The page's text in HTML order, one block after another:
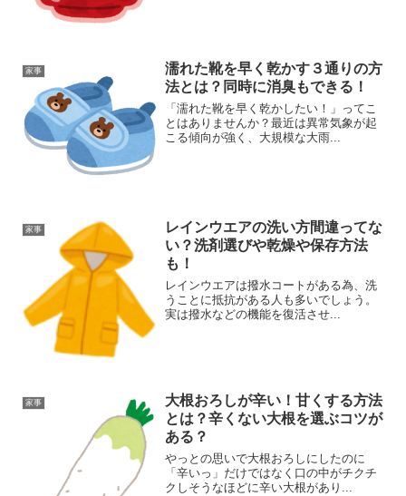
家事
濡れた靴を早く乾かす３通りの方
法とは？同時に消臭もできる！
「濡れた靴を早く乾かしたい！」ってこ
とはありませんか？最近は異常気象が起
こる傾向が強く、大規模な大雨...
家事
レインウエアの洗い方間違ってな
い？洗剤選びや乾燥や保存方法
も！
レインウエアは撥水コートがある為、洗
うことに抵抗がある人も多いでしょう。
実は撥水などの機能を復活させ...
家事
大根おろしが辛い！甘くする方法
とは？辛くない大根を選ぶコツが
ある？
やっとの思いで大根おろしにしたのに
「辛いっ」だけではなく口の中がチクチ
クしそうなほどに辛い大根があり...